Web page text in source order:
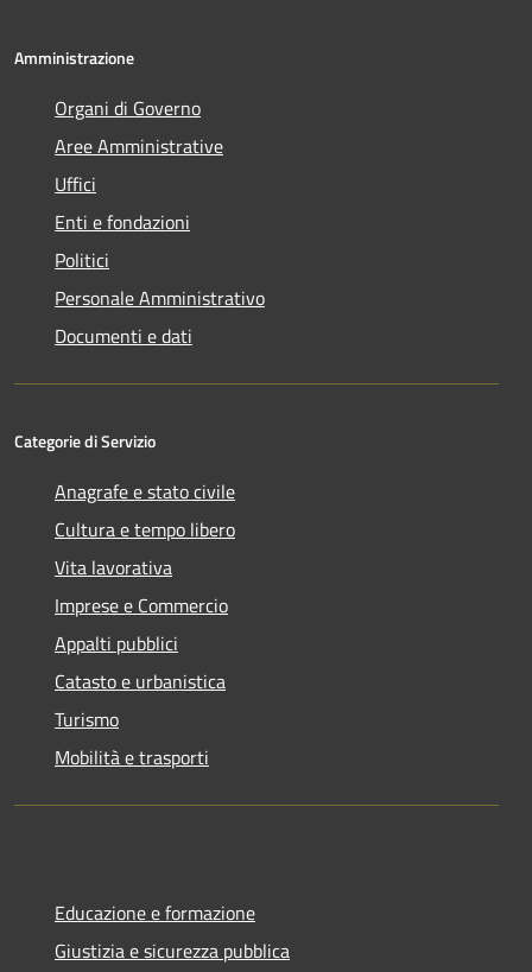
Amministrazione
Organi di Governo
Aree Amministrative
Uffici
Enti e fondazioni
Politici
Personale Amministrativo
Documenti e dati
Categorie di Servizio
Anagrafe e stato civile
Cultura e tempo libero
Vita lavorativa
Imprese e Commercio
Appalti pubblici
Catasto e urbanistica
Turismo
Mobilità e trasporti
Educazione e formazione
Giustizia e sicurezza pubblica